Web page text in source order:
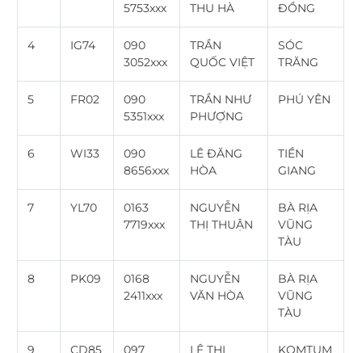
5753xxx
THU HÀ
ĐỒNG
4 IG74
090
3052xxx
TRẦN
QUỐC VIỆT
SÓC
TRĂNG
5 FR02
090
5351xxx
TRẦN NHƯ
PHƯỢNG
PHÚ YÊN
6 WI33
090
8656xxx
LÊ ĐĂNG
HÒA
TIỀN
GIANG
7 YL70
0163
7719xxx
NGUYỄN
THỊ THUẬN
BÀ RỊA
VŨNG
TÀU
8 PK09
0168
2411xxx
NGUYỄN
VĂN HÒA
BÀ RỊA
VŨNG
TÀU